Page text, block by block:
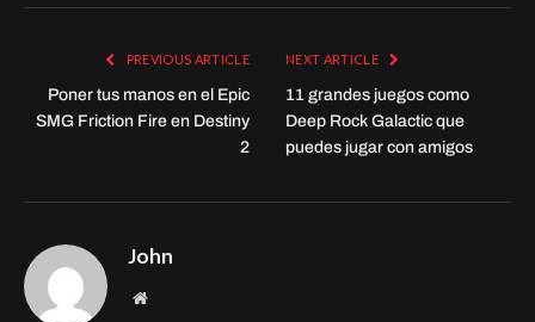
PREVIOUS ARTICLE
Poner tus manos en el Epic
SMG Friction Fire en Destiny
2
NEXT ARTICLE
11 grandes juegos como
Deep Rock Galactic que
puedes jugar con amigos
John
Website